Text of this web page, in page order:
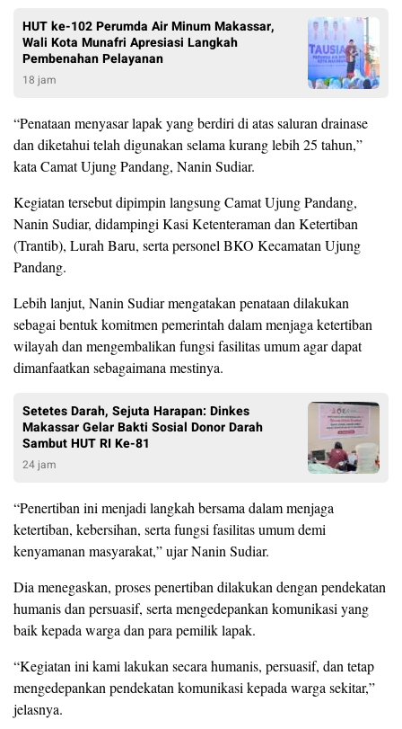
HUT ke-102 Perumda Air Minum Makassar,
Wali Kota Munafri Apresiasi Langkah
Pembenahan Pelayanan
18 jam
“Penataan menyasar lapak yang berdiri di atas saluran drainase
dan diketahui telah digunakan selama kurang lebih 25 tahun,”
kata Camat Ujung Pandang, Nanin Sudiar.
Kegiatan tersebut dipimpin langsung Camat Ujung Pandang,
Nanin Sudiar, didampingi Kasi Ketenteraman dan Ketertiban
(Trantib), Lurah Baru, serta personel BKO Kecamatan Ujung
Pandang.
Lebih lanjut, Nanin Sudiar mengatakan penataan dilakukan
sebagai bentuk komitmen pemerintah dalam menjaga ketertiban
wilayah dan mengembalikan fungsi fasilitas umum agar dapat
dimanfaatkan sebagaimana mestinya.
Setetes Darah, Sejuta Harapan: Dinkes
Makassar Gelar Bakti Sosial Donor Darah
Sambut HUT RI Ke-81
24 jam
“Penertiban ini menjadi langkah bersama dalam menjaga
ketertiban, kebersihan, serta fungsi fasilitas umum demi
kenyamanan masyarakat,” ujar Nanin Sudiar.
Dia menegaskan, proses penertiban dilakukan dengan pendekatan
humanis dan persuasif, serta mengedepankan komunikasi yang
baik kepada warga dan para pemilik lapak.
“Kegiatan ini kami lakukan secara humanis, persuasif, dan tetap
mengedepankan pendekatan komunikasi kepada warga sekitar,”
jelasnya.